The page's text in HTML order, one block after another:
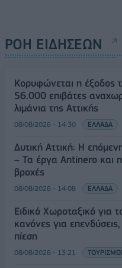
ΡΟΗ ΕΙΔΗΣΕΩΝ
Κορυφώνεται η έξοδος
56.000 επιβάτες
λιμάνια της Αττικής
08/08/2026 - 14:30 ΕΛΛΑΔΑ
Δυτική Αττική: Η
– Τα έργα Antinero και
βροχές
08/08/2026 - 14:08 ΕΛΛΑΔΑ
Ειδικό Χωροταξικό για
κανόνες για
πίεση
08/08/2026 - 13:21